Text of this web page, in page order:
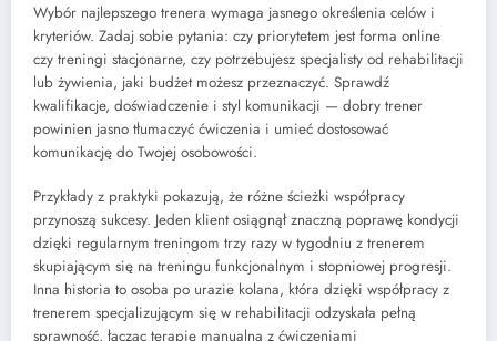
Wybór najlepszego trenera wymaga jasnego określenia celów i
kryteriów. Zadaj sobie pytania: czy priorytetem jest forma online
czy treningi stacjonarne, czy potrzebujesz specjalisty od rehabilitacji
lub żywienia, jaki budżet możesz przeznaczyć. Sprawdź
kwalifikacje, doświadczenie i styl komunikacji — dobry trener
powinien jasno tłumaczyć ćwiczenia i umieć dostosować
komunikację do Twojej osobowości.
Przykłady z praktyki pokazują, że różne ścieżki współpracy
przynoszą sukcesy. Jeden klient osiągnął znaczną poprawę kondycji
dzięki regularnym treningom trzy razy w tygodniu z trenerem
skupiającym się na treningu funkcjonalnym i stopniowej progresji.
Inna historia to osoba po urazie kolana, która dzięki współpracy z
trenerem specjalizującym się w rehabilitacji odzyskała pełną
sprawność, łącząc terapię manualną z ćwiczeniami